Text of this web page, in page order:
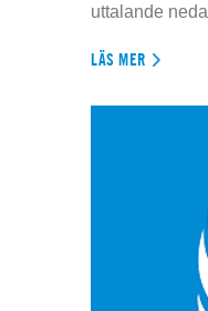
uttalande
LÄS MER